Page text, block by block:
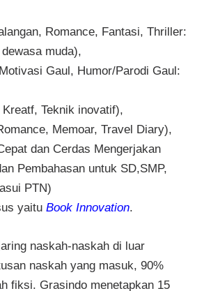
Romance, Fantasi, Thriller:
muda),
Gaul, Humor/Parodi Gaul:
Kreatf, Teknik inovatif),
Memoar, Travel Diary),
dan Cerdas Mengerjakan
Pembahasan untuk SD,SMP,
PTN)
yaitu Book Innovation.
naskah-naskah di luar
naskah yang masuk, 90%
fiksi. Grasindo menetapkan 15